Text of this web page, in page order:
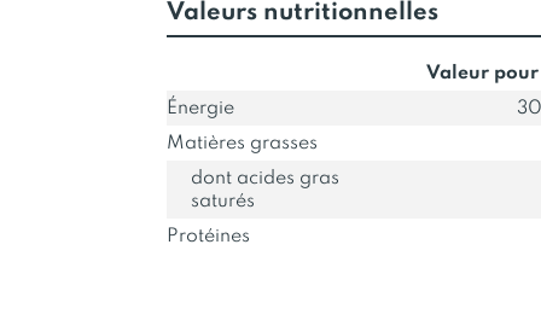
Valeurs nutritionnelles
Valeur pour
Énergie
Matières grasses
dont acides gras
saturés
Protéines